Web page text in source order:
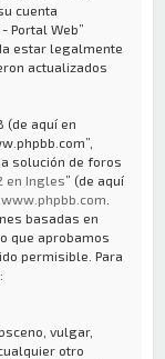
cuenta
Portal Web”
estar legalmente
actualizados
(de aquí en
solución de foros
en Ingles” (de aquí
www.phpbb.com
basadas en
que aprobamos
permisible. Para
vulgar,
otro